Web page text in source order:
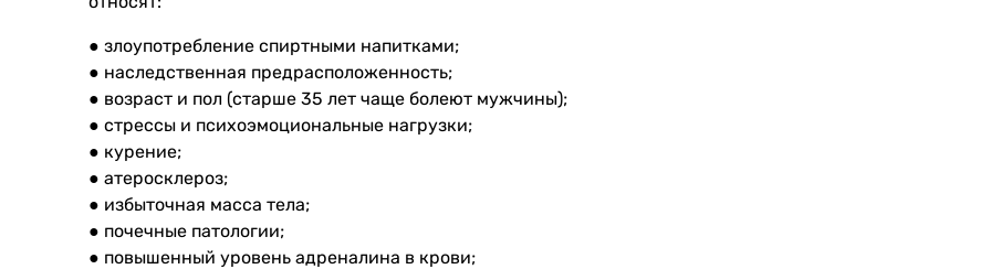
● злоупотребление спиртными напитками;
● наследственная предрасположенность;
● возраст и пол (старше 35 лет чаще болеют мужчины);
● стрессы и психоэмоциональные нагрузки;
● курение;
● атеросклероз;
● избыточная масса тела;
● почечные патологии;
● повышенный уровень адреналина в крови;